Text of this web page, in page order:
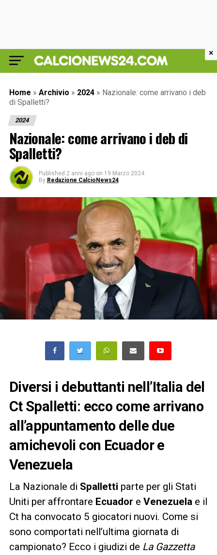
Home » Archivio » 2024 » Nazionale: come arrivano i deb
di Spalletti?
2024
Nazionale: come arrivano i deb di
Spalletti?
Published 2 anni ago on 19 Marzo 2024
By Redazione CalcioNews24
Diversi i debuttanti nell’Italia del
Ct Spalletti: ecco come arrivano
all’appuntamento delle due
amichevoli con Ecuador e
Venezuela
La Nazionale di Spalletti parte per gli Stati
Uniti per affrontare Ecuador e Venezuela e il
Ct ha convocato 5 giocatori nuovi. Come si
sono comportati nell’ultima giornata di
campionato? Ecco i giudizi de La Gazzetta
×